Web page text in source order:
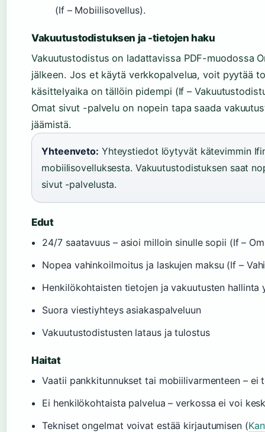
(If – Mobiilisovellus).
Vakuutustodistuksen ja -tietojen haku
Vakuutustodistus on ladattavissa PDF-muodossa
jälkeen. Jos et käytä verkkopalvelua, voit pyytää
käsittelyaika on tällöin pidempi (If –
Omat sivut -palvelu on nopein tapa saada
jäämistä.
Yhteenveto: Yhteystiedot löytyvät kätevimmin
mobiilisovelluksesta. Vakuutustodistuksen saat
sivut -palvelusta.
Edut
24/7 saatavuus – asioi milloin sinulle sopii (If –
Nopea vahinkoilmoitus ja laskujen maksu (If –
Henkilökohtaisten tietojen ja vakuutusten hallinta
Suora viestiyhteys asiakaspalveluun
Vakuutustodistusten lataus ja tulostus
Haitat
Vaatii pankkitunnukset tai mobiilivarmenteen – ei
Ei henkilökohtaista palvelua – verkossa ei voi
Tekniset ongelmat voivat estää kirjautumisen (